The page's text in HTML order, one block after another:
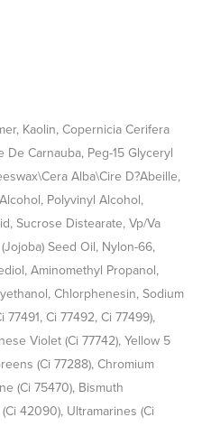
Kaolin, Copernicia Cerifera
De Carnauba, Peg-15 Glyceryl
Alba\Cire D?Abeille,
Polyvinyl Alcohol,
Sucrose Distearate, Vp/Va
Seed Oil, Nylon-66,
Aminomethyl Propanol,
Chlorphenesin, Sodium
Ci 77492, Ci 77499),
Violet (Ci 77742), Yellow 5
(Ci 77288), Chromium
(Ci 75470), Bismuth
42090), Ultramarines (Ci